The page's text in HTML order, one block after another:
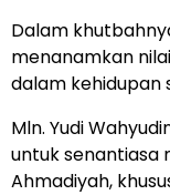
Dalam
menanamkan
dalam kehidupan
Mln. Yudi
untuk senantiasa
Ahmadiyah,